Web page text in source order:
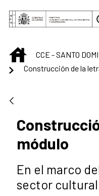
Saltar al contenido
INICIOCCE - SANTO
Construcción de la
módulo
En el marco
sector